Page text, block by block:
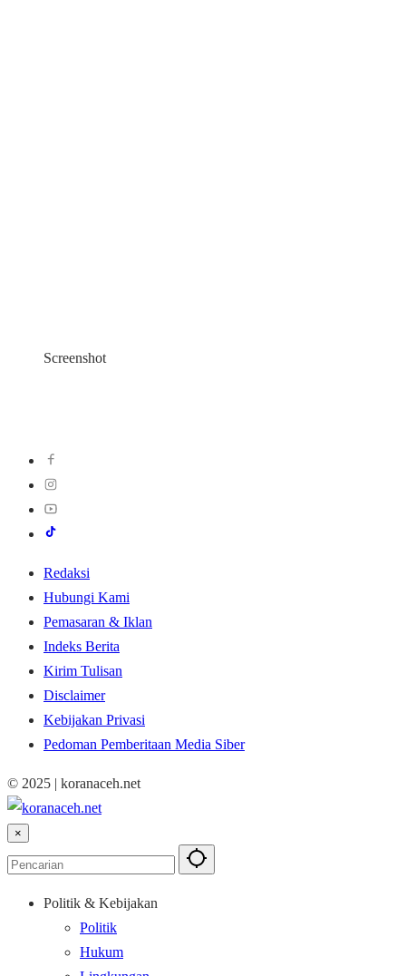
Screenshot
Redaksi
Hubungi Kami
Pemasaran & Iklan
Indeks Berita
Kirim Tulisan
Disclaimer
Kebijakan Privasi
Pedoman Pemberitaan Media Siber
© 2025 | koranaceh.net
×
Politik & Kebijakan
Politik
Hukum